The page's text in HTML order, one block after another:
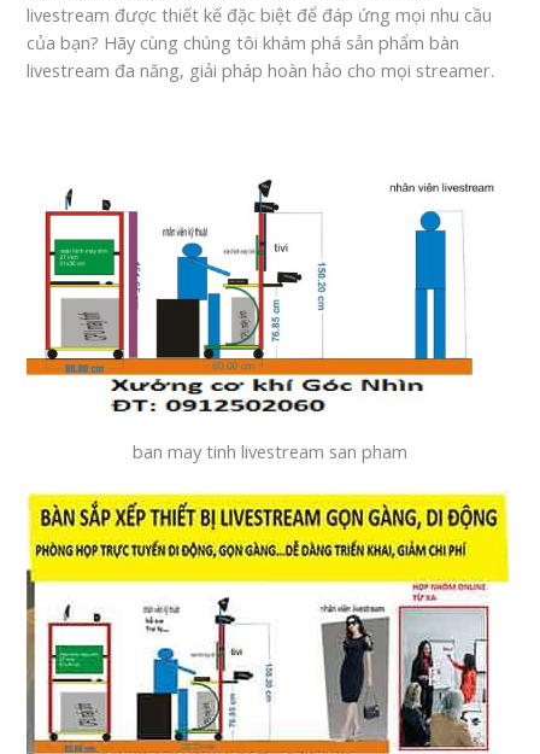
livestream được thiết kế đặc biệt để đáp ứng mọi nhu cầu
của bạn? Hãy cùng chúng tôi khám phá sản phẩm bàn
livestream đa năng, giải pháp hoàn hảo cho mọi streamer.
ban may tinh livestream san pham